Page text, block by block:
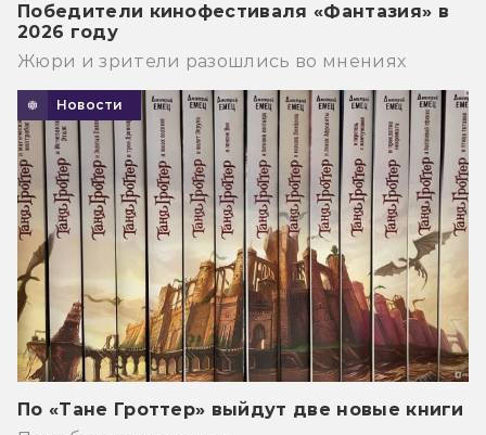
Победители кинофестиваля «Фантазия» в
2026 году
Жюри и зрители разошлись во мнениях
Новости
По «Тане Гроттер» выйдут две новые книги